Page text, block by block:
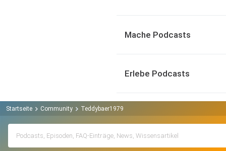
Mache Podcasts
Erlebe Podcasts
Startseite Community Teddybaer1979